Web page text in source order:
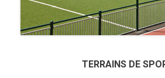
TERRAINS DE